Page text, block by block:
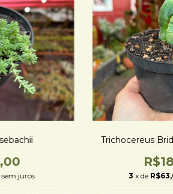
sem juros
Trichocereus
3 x de